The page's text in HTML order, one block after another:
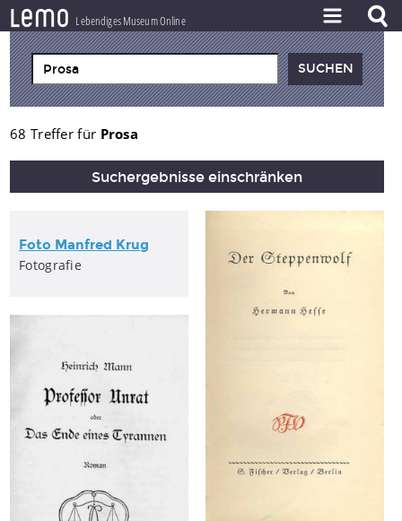
lemo Lebendiges Museum Online
ZEITSTRAHL
THEMEN
ZEITZEUGEN
BESTAND
PROJEKT
68 Treffer für Prosa
Suchergebnisse einschränken
Foto Manfred Krug
Fotografie